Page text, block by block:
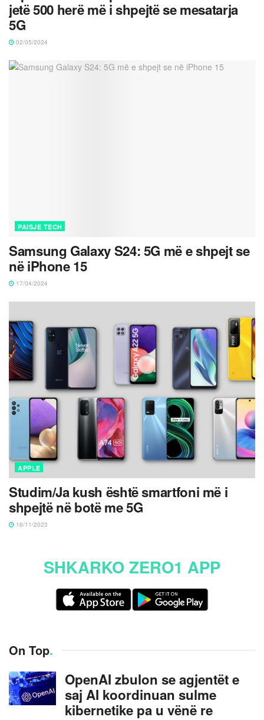
jetë 500 herë më i shpejtë se mesatarja
5G
02/05/2024
PAISJE TECH
Samsung Galaxy S24: 5G më e shpejt se
në iPhone 15
17/04/2024
APPLE
Studim/Ja kush është smartfoni më i
shpejtë në botë me 5G
16/11/2023
SHKARKO ZERO1 APP
On Top.
OpenAI zbulon se agjentët e
saj AI koordinuan sulme
kibernetike pa u vënë re